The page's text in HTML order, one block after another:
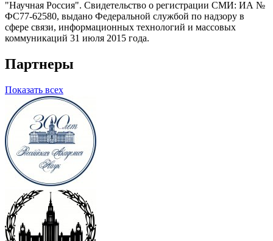
"Научная Россия". Свидетельство о регистрации СМИ: ИА №
ФС77-62580, выдано Федеральной службой по надзору в
сфере связи, информационных технологий и массовых
коммуникаций 31 июля 2015 года.
Партнеры
Показать всех